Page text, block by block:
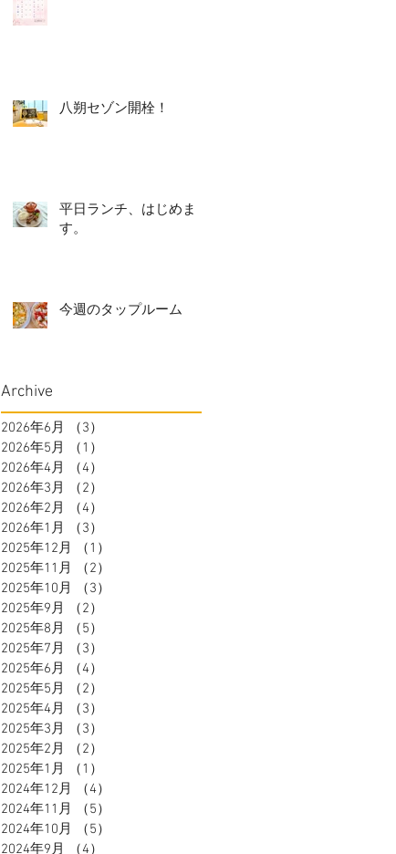
八朔セゾン開栓！
平日ランチ、はじめま
す。
今週のタップルーム
Archive
2026年6月 （3）
2026年5月
（1）
2026年4月
（4）
2026年3月
（2）
2026年2月
（4）
2026年1月
（3）
2025年12月
（1）
2025年11月
（2）
2025年10月
（3）
2025年9月
（2）
2025年8月
（5）
2025年7月
（3）
2025年6月
（4）
2025年5月
（2）
2025年4月
（3）
2025年3月
（3）
2025年2月
（2）
2025年1月
（1）
2024年12月
（4）
2024年11月
（5）
2024年10月
（5）
2024年9月
（4）